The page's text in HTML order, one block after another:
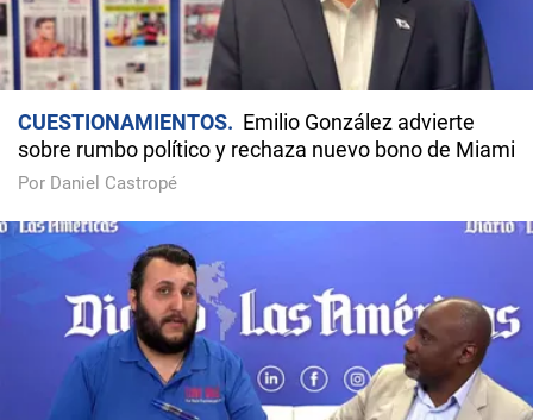
CUESTIONAMIENTOS
Emilio González advierte
sobre rumbo político y rechaza nuevo bono de Miami
Por Daniel Castropé